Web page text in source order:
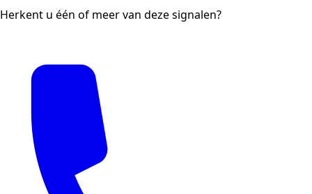
Herkent u één of meer van deze signalen?